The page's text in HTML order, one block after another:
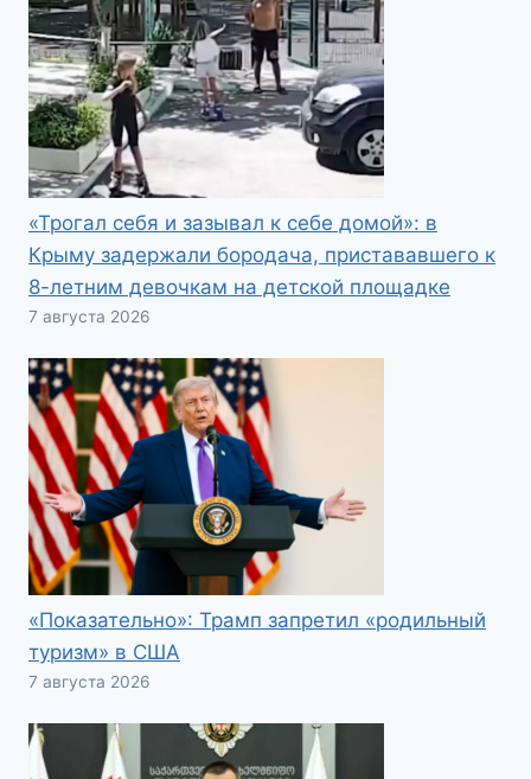
«Трогал себя и зазывал к себе домой»: в
Крыму задержали бородача, пристававшего к
8-летним девочкам на детской площадке
7 августа 2026
«Показательно»: Трамп запретил «родильный
туризм» в США
7 августа 2026